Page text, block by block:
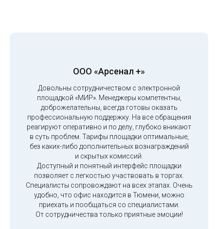
ООО «Арсенал +»
Довольны сотрудничеством с электронной
площадкой «МИР». Менеджеры компетентны,
доброжелательны, всегда готовы оказать
профессиональную поддержку. На все обращения
реагируют оперативно и по делу, глубоко вникают
в суть проблем. Тарифы площадки оптимальные,
без каких-либо дополнительных вознаграждений
и скрытых комиссий.
Доступный и понятный интерфейс площадки
позволяет с легкостью участвовать в торгах.
Специалисты сопровождают на всех этапах. Очень
удобно, что офис находится в Тюмени, можно
приехать и пообщаться со специалистами.
От сотрудничества только приятные эмоции!